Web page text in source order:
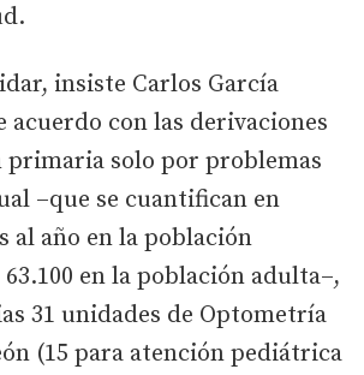
insiste Carlos García
acuerdo con las derivaciones
primaria solo por problemas
–que se cuantifican en
al año en la población
en la población adulta–,
31 unidades de Optometría
(15 para atención pediátrica